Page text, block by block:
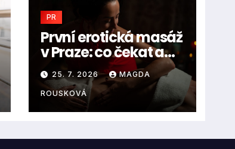
PR
První erotická masáž
v Praze: co čekat a
jak vybrat salon
25. 7. 2026 MAGDA
ROUSKOVÁ